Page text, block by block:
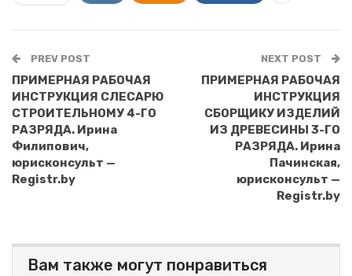
PREV POST
ПРИМЕРНАЯ РАБОЧАЯ
ИНСТРУКЦИЯ СЛЕСАРЮ
СТРОИТЕЛЬНОМУ 4-ГО
РАЗРЯДА. Ирина
Филипович,
юрисконсульт —
Registr.by
NEXT POST
ПРИМЕРНАЯ РАБОЧАЯ
ИНСТРУКЦИЯ
СБОРЩИКУ ИЗДЕЛИЙ
ИЗ ДРЕВЕСИНЫ 3-ГО
РАЗРЯДА. Ирина
Пачинская,
юрисконсульт —
Registr.by
Вам также могут понравиться